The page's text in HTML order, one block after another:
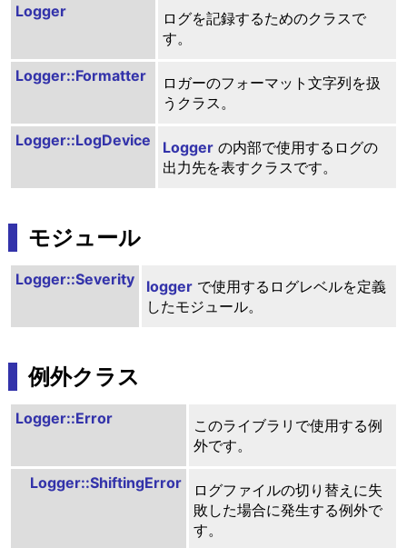
Logger
ログを記録するためのクラスで
す。
Logger::Formatter
ロガーのフォーマット文字列を扱
うクラス。
Logger::LogDevice Loggerの内部で使用するログの
出力先を表すクラスです。
モジュール
Logger::Severity loggerで使用するログレベルを定義
したモジュール。
例外クラス
Logger::Error
このライブラリで使用する例
外です。
Logger::ShiftingError
ログファイルの切り替えに失
敗した場合に発生する例外で
す。